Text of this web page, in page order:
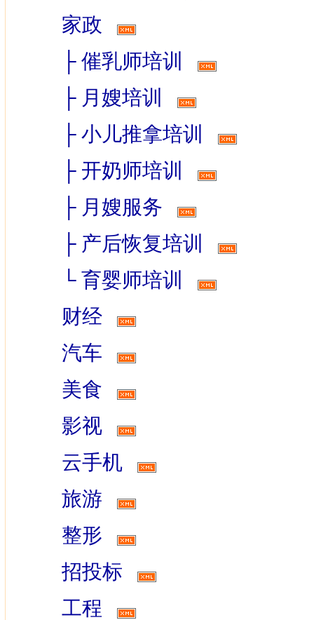
家政
├ 催乳师培训
├ 月嫂培训
├ 小儿推拿培训
├ 开奶师培训
├ 月嫂服务
├ 产后恢复培训
└ 育婴师培训
财经
汽车
美食
影视
云手机
旅游
整形
招投标
工程